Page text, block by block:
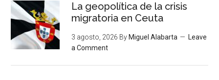
La geopolítica de la crisis
migratoria en Ceuta
3 agosto, 2026 By Miguel Alabarta
Leave
a Comment